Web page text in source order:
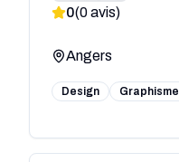
0(0avis)
Angers
Design Graphisme